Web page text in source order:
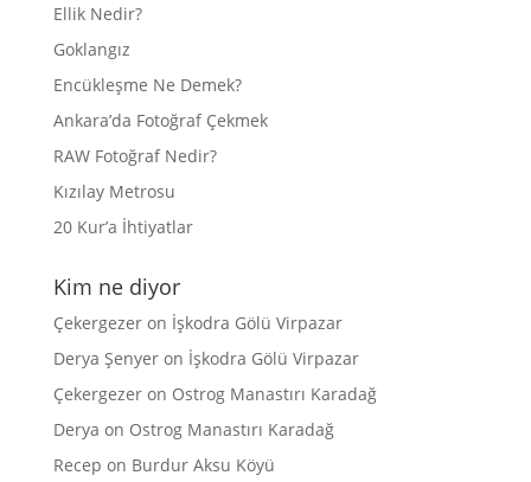
Ellik Nedir?
Goklangız
Encükleşme Ne Demek?
Ankara’da Fotoğraf Çekmek
RAW Fotoğraf Nedir?
Kızılay Metrosu
20 Kur’a İhtiyatlar
Kim ne diyor
Çekergezeron İşkodra Gölü Virpazar
Derya Şenyeron İşkodra Gölü Virpazar
Çekergezeron Ostrog Manastırı Karadağ
Derya on Ostrog Manastırı Karadağ
Recep on Burdur Aksu Köyü